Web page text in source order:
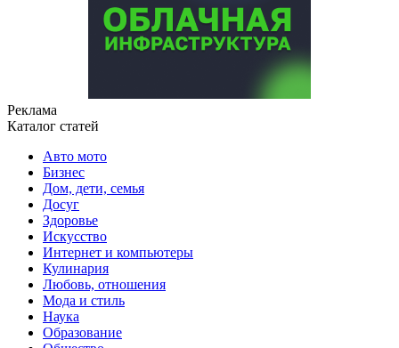
Реклама
Каталог статей
Авто мото
Бизнес
Дом, дети, семья
Досуг
Здоровье
Искусство
Интернет и компьютеры
Кулинария
Любовь, отношения
Мода и стиль
Наука
Образование